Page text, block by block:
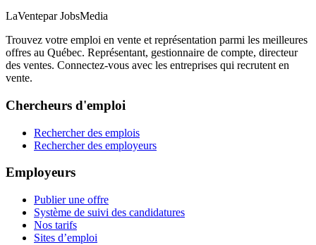
LaVentepar JobsMedia
Trouvez votre emploi en vente et représentation parmi les meilleures
offres au Québec. Représentant, gestionnaire de compte, directeur
des ventes. Connectez-vous avec les entreprises qui recrutent en
vente.
Chercheurs d'emploi
Rechercher des emplois
Rechercher des employeurs
Employeurs
Publier une offre
Système de suivi des candidatures
Nos tarifs
Sites d’emploi